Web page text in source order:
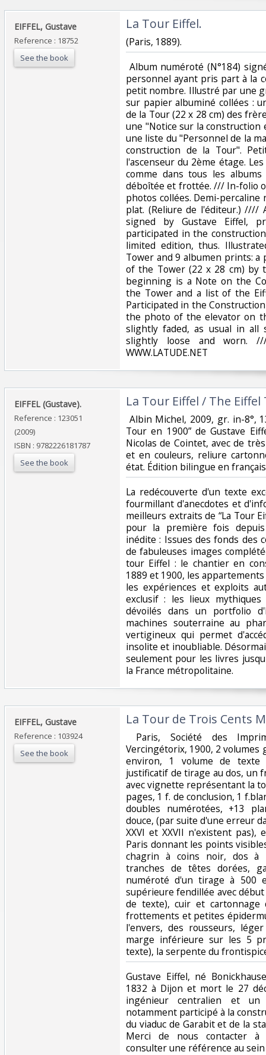
‎EIFFEL, Gustave‎
Reference : 18752
See the book
‎La Tour Eiffel.‎
‎(Paris, 1889).‎
Album numéroté (N°184)
personnel ayant pris part à la
petit nombre. Illustré par une
sur papier albuminé collées :
de la Tour (22 x 28 cm) des
une "Notice sur la
une liste du "Personnel de la
construction de la Tour".
l'ascenseur du 2ème étage.
comme dans tous les
déboîtée et frottée. /// In-folio
photos collées. Demi-
plat. (Reliure de l'éditeur.) ////
signed by Gustave Eiffel,
participated in the
limited edition, thus.
Tower and 9 albumen prints:
of the Tower (22 x 28 cm) by
beginning is a Note on the
the Tower and a list of the
Participated in the
the photo of the elevator on
slightly faded, as usual in all
slightly loose and worn. ///
WWW.LATUDE.NET‎
‎EIFFEL (Gustave).‎
Reference : 123051
(2009)
ISBN : 9782226181787
See the book
‎La Tour Eiffel / The Eiffel
Albin Michel, 2009, gr. in-8°,
Tour en 1900” de Gustave
Nicolas de Cointet, avec de
et en couleurs, reliure
état. Édition bilingue en
‎La redécouverte d'un texte
fourmillant d'anecdotes et
meilleurs extraits de “La Tour
pour la première fois
inédite : Issues des fonds des
de fabuleuses images
tour Eiffel : le chantier en
1889 et 1900, les
les expériences et exploits
exclusif : les lieux
dévoilés dans un portfolio
machines souterraine au
vertigineux qui permet
insolite et inoubliable.
seulement pour les livres
la France métropolitaine.‎
‎EIFFEL, Gustave‎
Reference : 103924
See the book
‎La Tour de Trois Cents
Paris, Société des
Vercingétorix, 1900, 2 volumes
environ, 1 volume de
justificatif de tirage au dos, un
avec vignette représentant la
pages, 1 f. de conclusion, 1
doubles numérotées, +13
douce, (par suite d'une erreur
XXVI et XXVII n'existent
Paris donnant les points
chagrin à coins noir, dos
tranches de têtes dorées,
numéroté d'un tirage à 500
supérieure fendillée avec
de texte), cuir et cartonnage
frottements et petites
l'envers, des rousseurs,
marge inférieure sur les 5
texte), la serpente du
‎Gustave Eiffel, né
1832 à Dijon et mort le 27
ingénieur centralien et
notamment participé à la
du viaduc de Garabit et de la
Merci de nous contacter à
consulter une référence au